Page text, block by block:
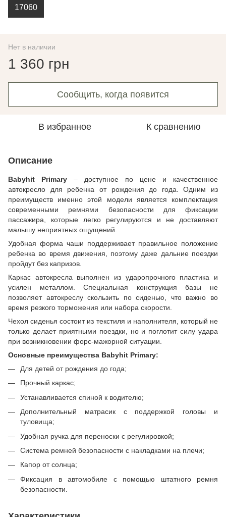
17060
Нет в наличии
1 360 грн
Сообщить, когда появится
В избранное К сравнению
Описание
Babyhit Primary – доступное по цене и качественное
автокресло для ребенка от рождения до года. Одним из
преимуществ именно этой модели является комплектация
современными ремнями безопасности для фиксации
пассажира, которые легко регулируются и не доставляют
малышу неприятных ощущений.
Удобная форма чаши поддерживает правильное положение
ребенка во время движения, поэтому даже дальние поездки
пройдут без капризов.
Каркас автокресла выполнен из ударопрочного пластика и
усилен металлом. Специальная конструкция базы не
позволяет автокреслу скользить по сиденью, что важно во
время резкого торможения или набора скорости.
Чехол сиденья состоит из текстиля и наполнителя, который не
только делает приятными поездки, но и поглотит силу удара
при возникновении форс-мажорной ситуации.
Основные преимущества Babyhit Primary:
Для детей от рождения до года;
Прочный каркас;
Устанавливается спиной к водителю;
Дополнительный матрасик с поддержкой головы и
туловища;
Удобная ручка для переноски с регулировкой;
Система ремней безопасности с накладками на плечи;
Капор от солнца;
Фиксация в автомобиле с помощью штатного ремня
безопасности.